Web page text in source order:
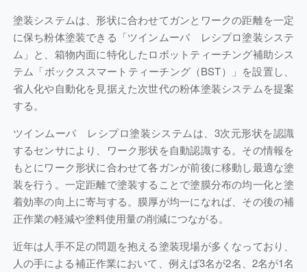
塗装システムは、形状に合わせてガンとワークの距離を一定
に保ち粉体塗装できる「ツインムーバ レシプロ塗装システ
ム」と、箱物内面に特化したロボットティーチング補助シス
テム「ボックススマートティーチング（BST）」を設置し、
省人化や自動化を見据えた次世代の粉体塗装システムを提案
する。
ツインムーバ レシプロ塗装システムは、3次元形状を認識
するセンサにより、ワーク形状を自動認識する。その情報を
もとにワーク形状に合わせて各ガンが前後に移動し最適な塗
装を行う。一定距離で塗装することで塗膜分布の均一化と塗
着効率の向上に寄与する。膜厚が均一になれば、その後の補
正作業の軽減や塗料使用量の削減につながる。
近年は人手不足の問題を抱える塗装現場が多くなっており、
人の手による補正作業において、例えば3名が2名、2名が1名